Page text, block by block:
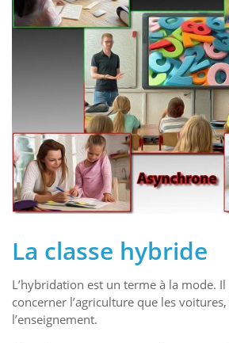
La classe hybride
L’hybridation est un terme à la mode.
concerner l’agriculture que les
l’enseignement.